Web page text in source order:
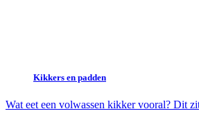
Kikkers en padden
Wat eet een volwassen kikker vooral? Dit